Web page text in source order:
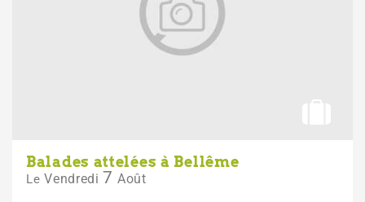
Balades attelées à Bellême
Le Vendredi 7 Août